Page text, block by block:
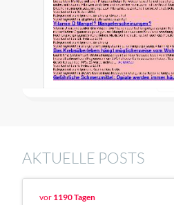
AKTUELLE POSTS
vor 1190 Tagen